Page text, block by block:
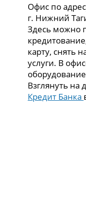
Офис по
г. Нижний
Здесь можно
карту, снять
услуги. В
Взглянуть на
Кредит Банка